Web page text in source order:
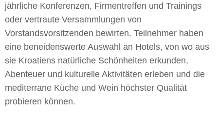
jährliche Konferenzen, Firmentreffen und Trainings
oder vertraute Versammlungen von
Vorstandsvorsitzenden bewirten. Teilnehmer haben
eine beneidenswerte Auswahl an Hotels, von wo aus
sie Kroatiens natürliche Schönheiten erkunden,
Abenteuer und kulturelle Aktivitäten erleben und die
mediterrane Küche und Wein höchster Qualität
probieren können.